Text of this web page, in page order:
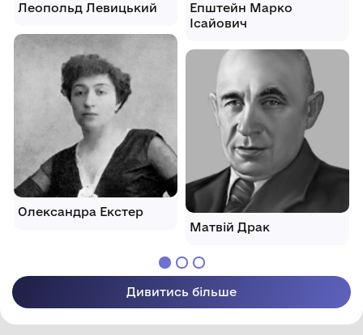
Леопольд Левицький
Олександра Екстер
Епштейн Марко
Ісайович
Матвій Драк
Дивитись більше